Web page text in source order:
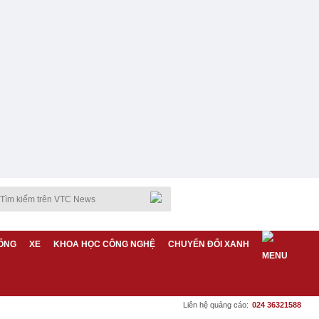
XE KHOA HỌC CÔNG NGHỆ CHUYỂN ĐỔI XANH
Liên hệ quảng cáo: 024 36321588